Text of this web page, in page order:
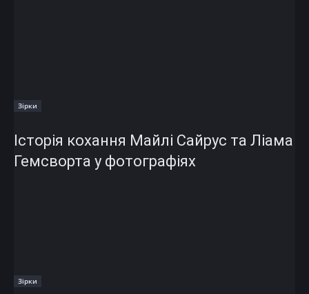
Зірки
Історія кохання Майлі Сайрус та Ліама
Гемсворта у фотографіях
Зірки